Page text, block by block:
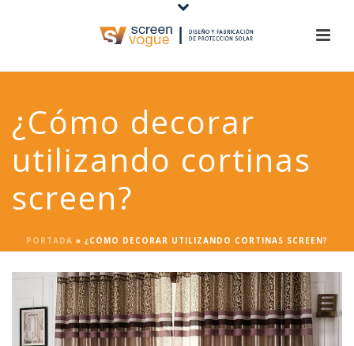
¿Cómo decorar
utilizando cortinas
screen?
PORTADA » ¿CÓMO DECORAR UTILIZANDO CORTINAS SCREEN?